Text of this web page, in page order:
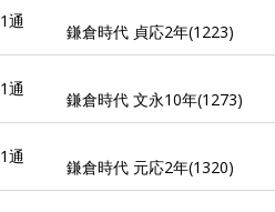
1通
鎌倉時代 貞応2年(1223)
1通
鎌倉時代 文永10年(1273)
1通
鎌倉時代 元応2年(1320)